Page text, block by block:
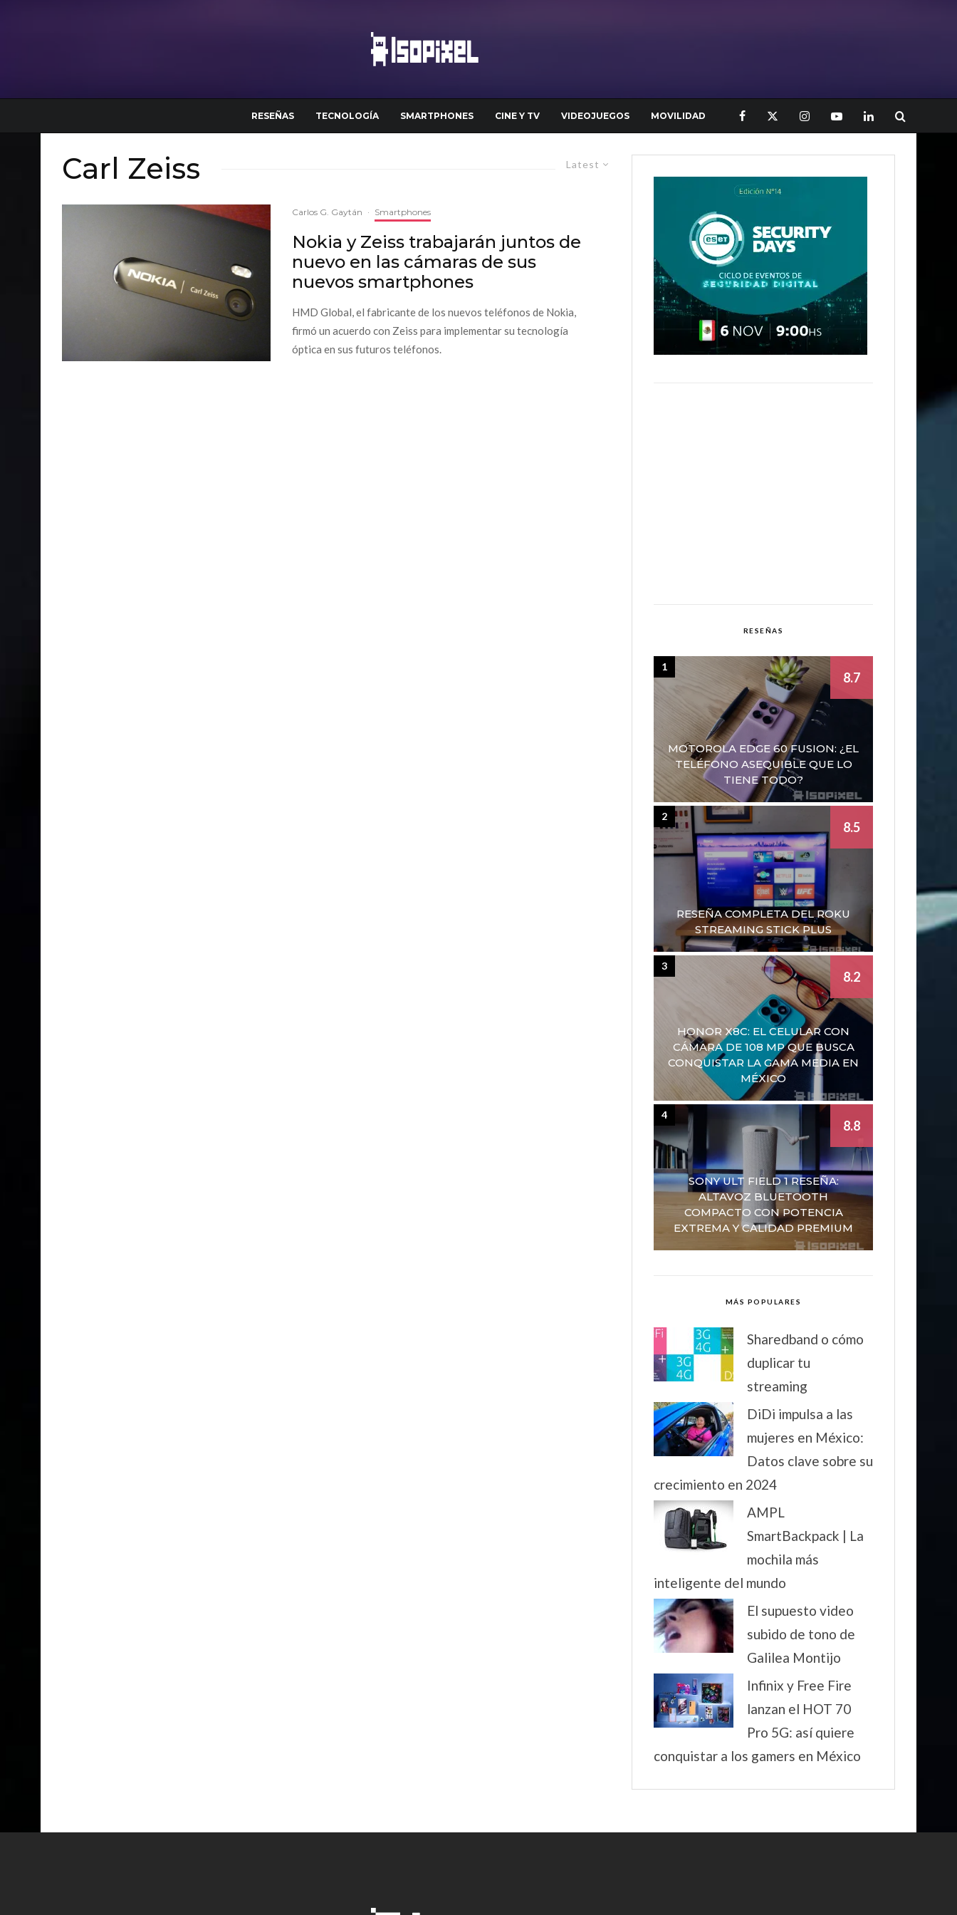
RESEÑAS TECNOLOGÍA SMARTPHONES CINE Y TV VIDEOJUEGOS MOVILIDAD
Latest
Carl Zeiss
Carlos G. Gaytán · Smartphones
Nokia y Zeiss trabajarán juntos de
nuevo en las cámaras de sus
nuevos smartphones
HMD Global, el fabricante de los nuevos teléfonos de Nokia,
firmó un acuerdo con Zeiss para implementar su tecnología
óptica en sus futuros teléfonos.
RESEÑAS
MOTOROLA EDGE 60 FUSION: ¿EL
TELÉFONO ASEQUIBLE QUE LO
TIENE TODO?
8.7
1
RESEÑA COMPLETA DEL ROKU
STREAMING STICK PLUS
8.5
2
HONOR X8C: EL CELULAR CON
CÁMARA DE 108 MP QUE BUSCA
CONQUISTAR LA GAMA MEDIA EN
MÉXICO
8.2
3
SONY ULT FIELD 1 RESEÑA:
ALTAVOZ BLUETOOTH
COMPACTO CON POTENCIA
EXTREMA Y CALIDAD PREMIUM
8.8
4
MÁS POPULARES
Sharedband o cómo
duplicar tu
streaming
DiDi impulsa a las
mujeres en México:
Datos clave sobre su
crecimiento en 2024
AMPL
SmartBackpack | La
mochila más
inteligente del mundo
El supuesto video
subido de tono de
Galilea Montijo
Infinix y Free Fire
lanzan el HOT 70
Pro 5G: así quiere
conquistar a los gamers en México